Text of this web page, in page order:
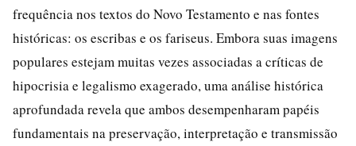
frequência nos textos do Novo Testamento e nas fontes
históricas: os escribas e os fariseus. Embora suas imagens
populares estejam muitas vezes associadas a críticas de
hipocrisia e legalismo exagerado, uma análise histórica
aprofundada revela que ambos desempenharam papéis
fundamentais na preservação, interpretação e transmissão